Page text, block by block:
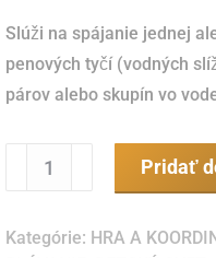
Slúži na spájanie jednej
penových tyčí (vodných
párov alebo skupín vo
množstvo
Konector
objímka
Pridať
Kategórie: HRA A